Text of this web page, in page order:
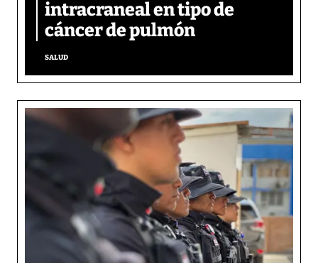
intracraneal en tipo de
cáncer de pulmón
SALUD